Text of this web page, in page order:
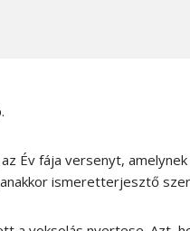
Év fája versenyt,
ismeretterjesztő